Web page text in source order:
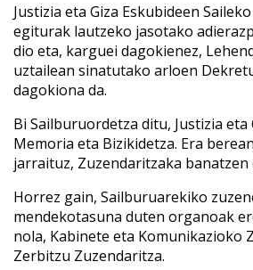
Justizia eta Giza Eskubideen
egiturak lautzeko jasotako
dio eta, karguei dagokienez,
uztailean sinatutako arloen
dagokiona da.
Bi Sailburuordetza ditu, Justizia eta
Memoria eta Bizikidetza. Era
jarraituz, Zuzendaritzaka banatzen
Horrez gain, Sailburuarekiko
mendekotasuna duten organoak
nola, Kabinete eta Komunikazioko
Zerbitzu Zuzendaritza.